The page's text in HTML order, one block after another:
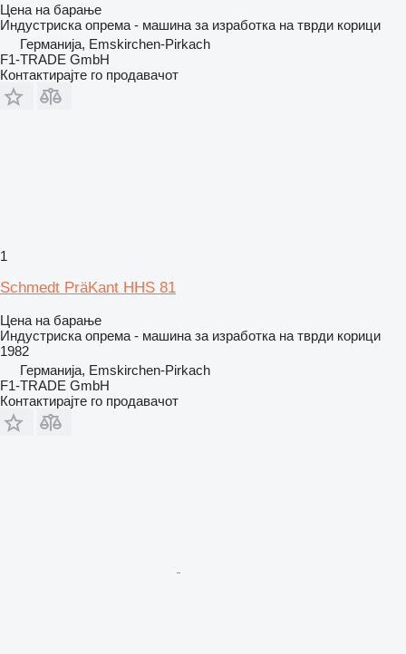
Цена на барање
Индустриска опрема - машина за изработка на тврди корици
Германија, Emskirchen-Pirkach
F1-TRADE GmbH
Контактирајте го продавачот
1
Schmedt PräKant HHS 81
Цена на барање
Индустриска опрема - машина за изработка на тврди корици
1982
Германија, Emskirchen-Pirkach
F1-TRADE GmbH
Контактирајте го продавачот